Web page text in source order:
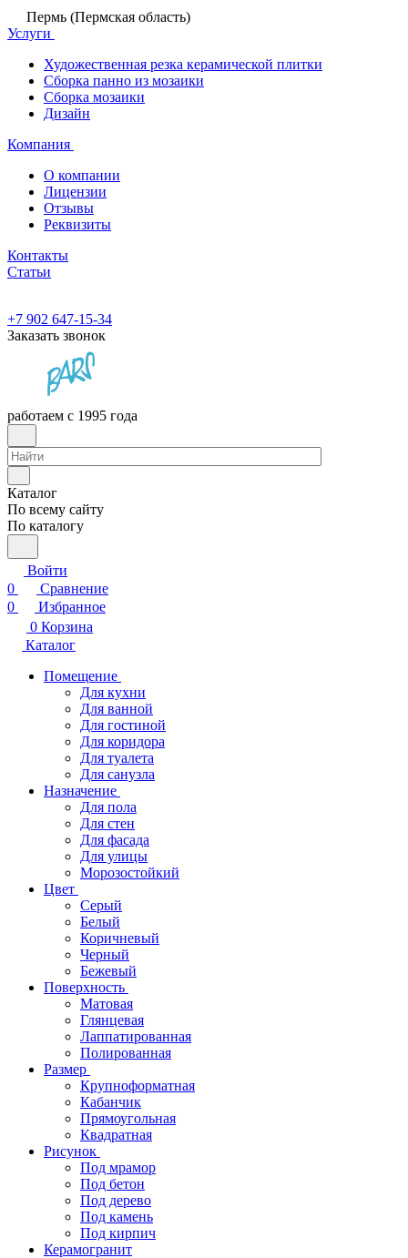
Пермь (Пермская область)
Услуги
Художественная резка керамической плитки
Сборка панно из мозаики
Сборка мозаики
Дизайн
Компания
О компании
Лицензии
Отзывы
Реквизиты
Контакты
Статьи
+7 902 647-15-34
Заказать звонок
работаем с 1995 года
Каталог
По всему сайту
По каталогу
Войти
0
Сравнение
0
Избранное
0 Корзина
Каталог
Помещение
Для кухни
Для ванной
Для гостиной
Для коридора
Для туалета
Для санузла
Назначение
Для пола
Для стен
Для фасада
Для улицы
Морозостойкий
Цвет
Серый
Белый
Коричневый
Черный
Бежевый
Поверхность
Матовая
Глянцевая
Лаппатированная
Полированная
Размер
Крупноформатная
Кабанчик
Прямоугольная
Квадратная
Рисунок
Под мрамор
Под бетон
Под дерево
Под камень
Под кирпич
Керамогранит